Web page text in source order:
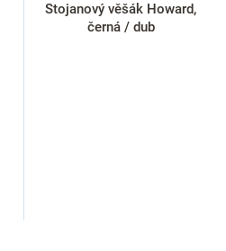
Stojanový věšák Howard,
černá / dub